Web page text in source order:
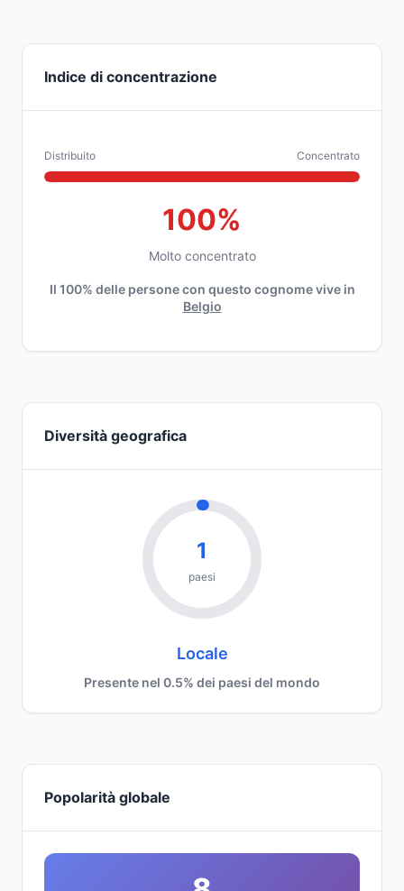
Indice di concentrazione
Distribuito Concentrato
100%
Molto concentrato
Il 100% delle persone con questo cognome vive in
Belgio
Diversità geografica
1
paesi
Locale
Presente nel 0.5% dei paesi del mondo
Popolarità globale